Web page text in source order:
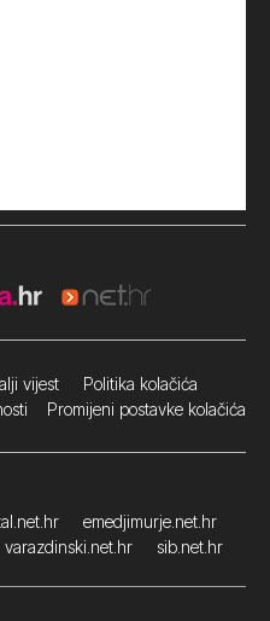
vijest Politika kolačića
Promijeni postavke kolačića
emedjimurje.net.hr
varazdinski.net.hr sib.net.hr